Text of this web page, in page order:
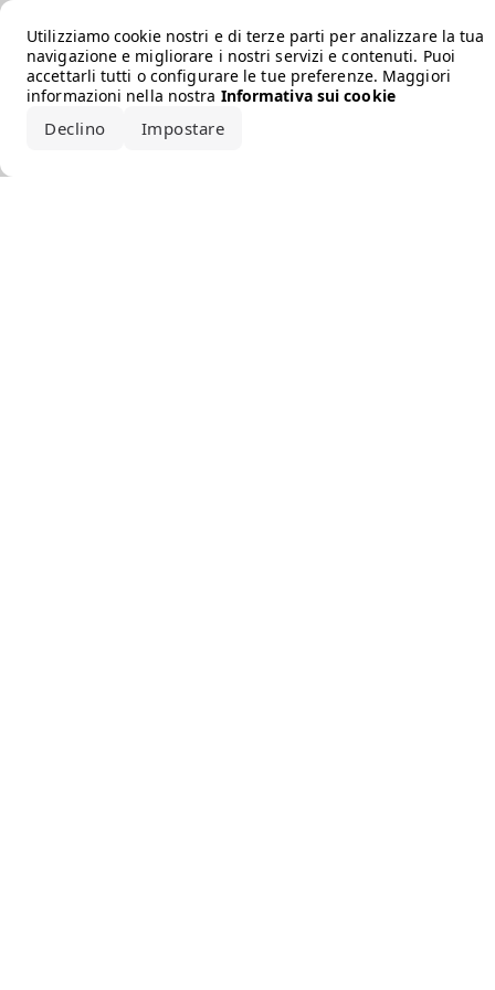
Utilizziamo cookie nostri e di terze parti per analizzare la tua
navigazione e migliorare i nostri servizi e contenuti. Puoi
accettarli tutti o configurare le tue preferenze. Maggiori
informazioni nella nostra Informativa sui cookie
Declino Impostare
Error loading the brand